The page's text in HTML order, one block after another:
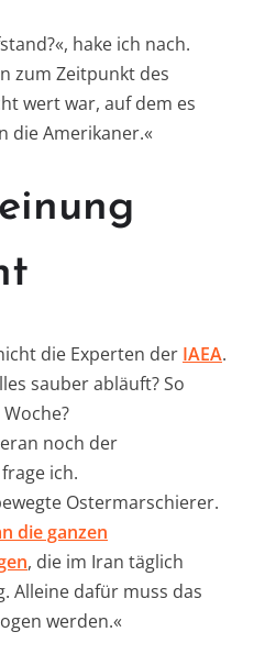
hake ich nach.
zum Zeitpunkt des
wert war, auf dem es
die Amerikaner.«
die Experten der IAEA.
sauber abläuft? So
noch der
ich.
Ostermarschierer.
die ganzen
, die im Iran täglich
Alleine dafür muss das
werden.«